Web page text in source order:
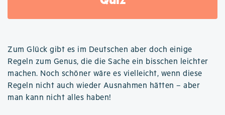
Zum Glück gibt es im Deutschen aber doch einige
Regeln zum Genus, die die Sache ein bisschen leichter
machen. Noch schöner wäre es vielleicht, wenn diese
Regeln nicht auch wieder Ausnahmen hätten – aber
man kann nicht alles haben!